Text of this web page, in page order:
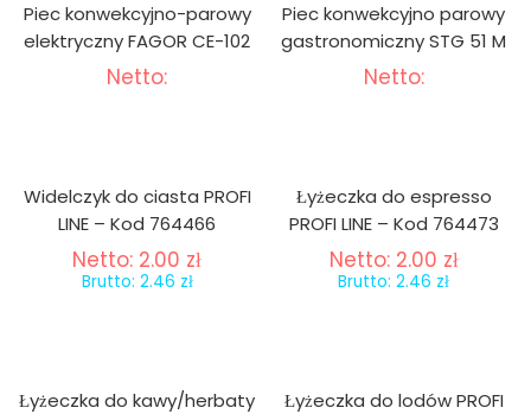
Piec konwekcyjno-parowy
elektryczny FAGOR CE-102
Netto:
Piec konwekcyjno parowy
gastronomiczny STG 51 M
Netto:
Widelczyk do ciasta PROFI
LINE – Kod 764466
Netto: 2.00 zł
Brutto: 2.46 zł
Łyżeczka do espresso
PROFI LINE – Kod 764473
Netto: 2.00 zł
Brutto:2.46 zł
Łyżeczka do kawy/herbaty
Łyżeczka do lodów PROFI